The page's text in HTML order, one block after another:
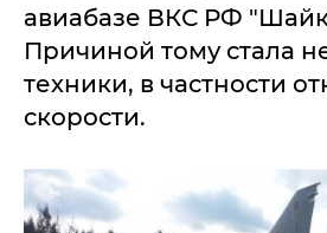
авиабазе ВКС РФ
Причиной тому стала
техники, в частности
скорости.